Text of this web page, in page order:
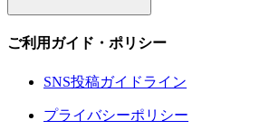
ご利用ガイド・ポリシー
SNS投稿ガイドライン
プライバシーポリシー